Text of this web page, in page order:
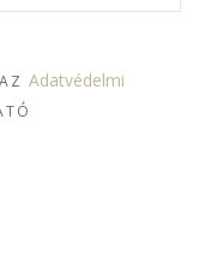
Adatvédelmi